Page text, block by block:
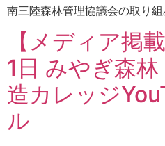
南三陸森林管理協議会の取り組
【メディア掲
1日 みやぎ森林
造カレッジ
ル